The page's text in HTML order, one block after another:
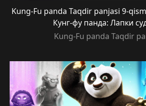
Kung-Fu panda Taqdir panjasi 9-
Кунг-фу панда: Лапки
Kung-Fu panda Taqdir